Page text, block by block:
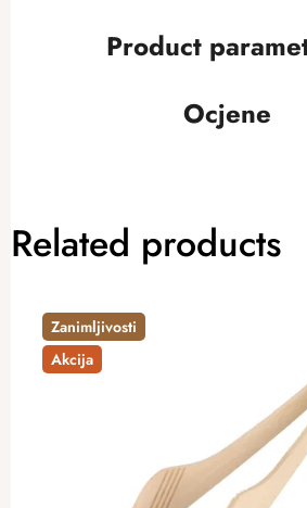
Product
Ocjene
Related products
Zanimljivosti
Akcija